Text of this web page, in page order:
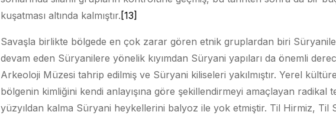
kuşatması altında kalmıştır. [13]
Savaşla birlikte bölgede en çok zarar gören etnik gruplardan biri
devam eden Süryanilere yönelik kıyımdan Süryani yapıları da önemli
Arkeoloji Müzesi tahrip edilmiş ve Süryani kiliseleri yakılmıştır. Yerel
bölgenin kimliğini kendi anlayışına göre şekillendirmeyi amaçlayan radikal
yüzyıldan kalma Süryani heykellerini balyoz ile yok etmiştir. Til Hirmiz, Til